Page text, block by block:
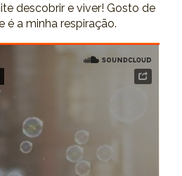
descobrir e viver! Gosto de
é a minha respiração.